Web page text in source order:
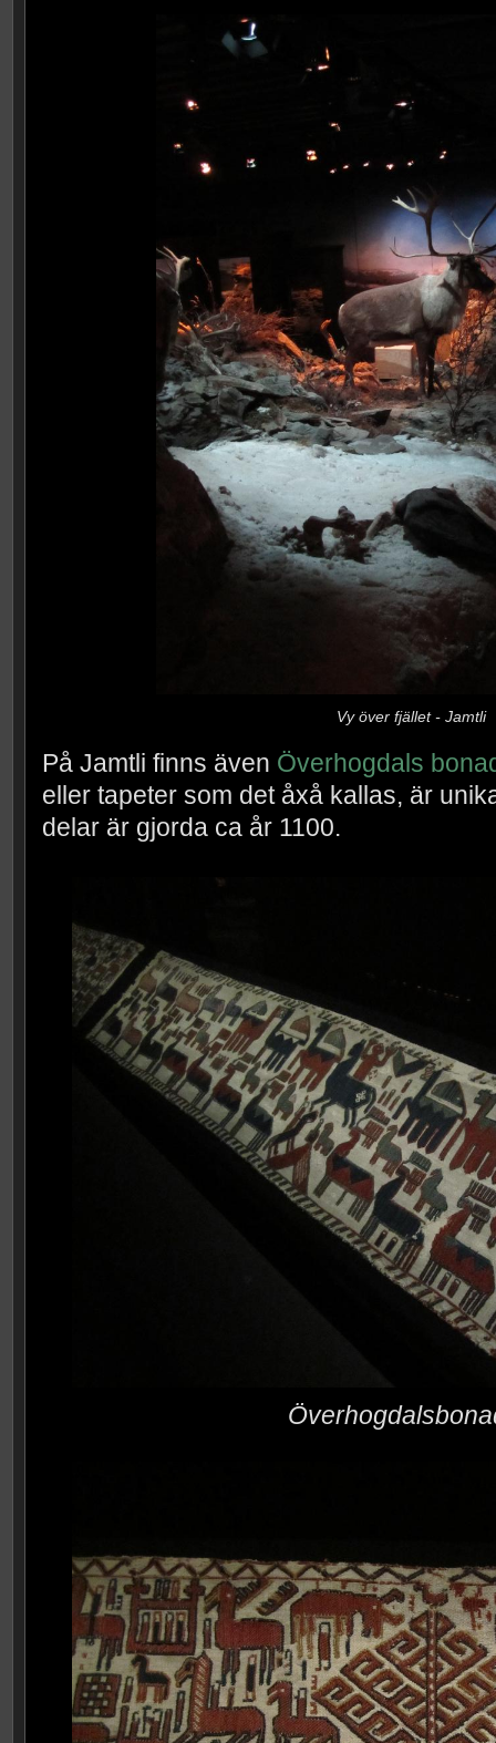
Vy över fjället - Jamtli
På Jamtli finns även Överhogdals
eller tapeter som det åxå kallas, är
delar är gjorda ca år 1100.